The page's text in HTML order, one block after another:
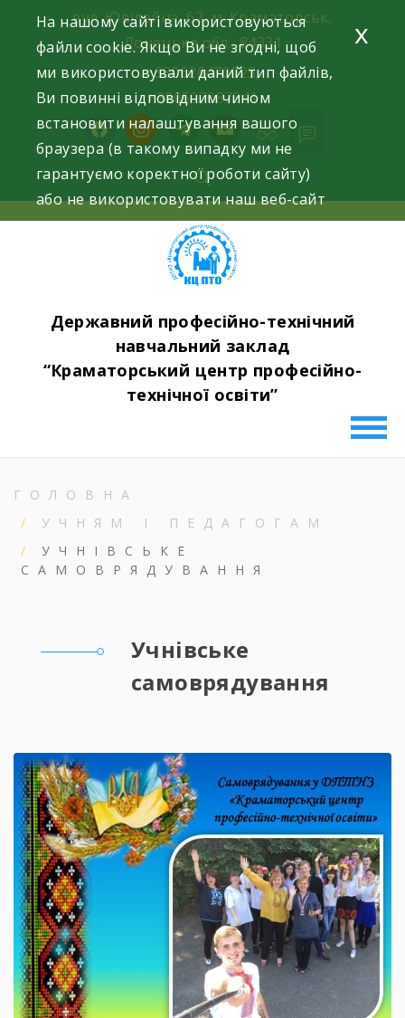
content
вул. Ювілейна, 62, м. Краматорськ,
Донецька обл., 84331
+380626470023,
+380507087941
facebookinstagramtelegram
mail
Державний професійно-технічний
навчальний заклад
“Краматорський центр професійно-
технічної освіти”
ГОЛОВНА
УЧНЯМ І ПЕДАГОГАМ
УЧНІВСЬКЕ
САМОВРЯДУВАННЯ
Учнівське
самоврядування
На нашому сайті використовуються
файли cookie. Якщо Ви не згодні, щоб
ми використовували даний тип файлів,
Ви повинні відповідним чином
встановити налаштування вашого
браузера (в такому випадку ми не
гарантуємо коректної роботи сайту)
або не використовувати наш веб-сайт
x